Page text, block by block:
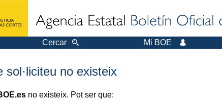
Cercar Mi BOE
no existeix
no existeix. Pot ser que: